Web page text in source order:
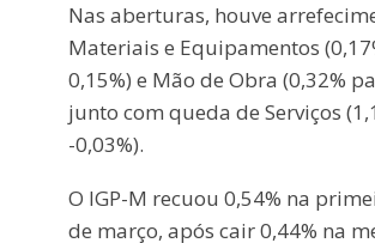
Nas aberturas, houve
Materiais e Equipamentos
0,15%) e Mão de Obra (0,32%
junto com queda de Serviços
-0,03%).
O IGP-M recuou 0,54% na
de março, após cair 0,44% na